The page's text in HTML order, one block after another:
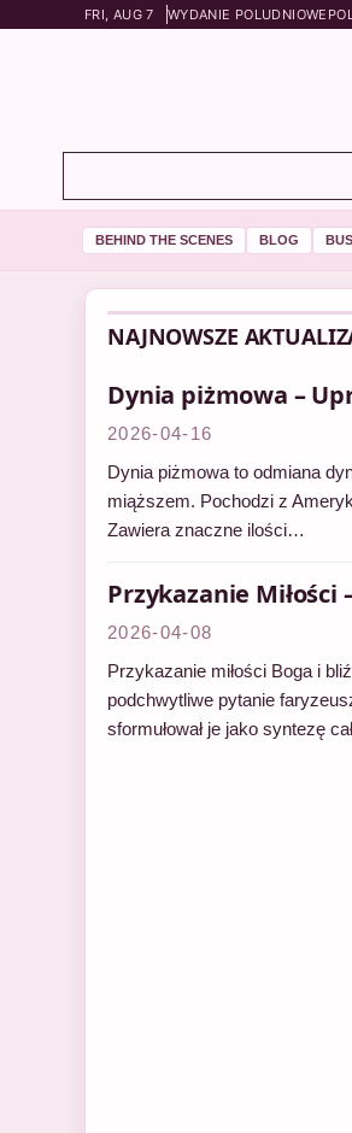
FRI, AUG 7 WYDANIE POLUDNIOWE
BEHIND THE SCENES BLOG
NAJNOWSZE
Dynia piżmowa –
2026-04-16
Dynia piżmowa to odmiana
miąższem. Pochodzi z
Zawiera znaczne ilości…
Przykazanie Miłości
2026-04-08
Przykazanie miłości Boga i
podchwytliwe pytanie
sformułował je jako syntezę